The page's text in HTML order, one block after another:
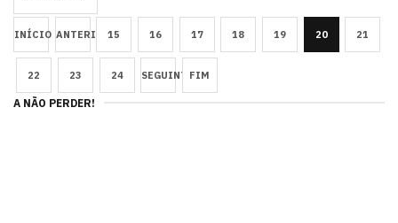
INÍCIO ANTERIOR15 16 17 18 19 20 21
22 23 24 SEGUINTEFIM
A NÃO PERDER!